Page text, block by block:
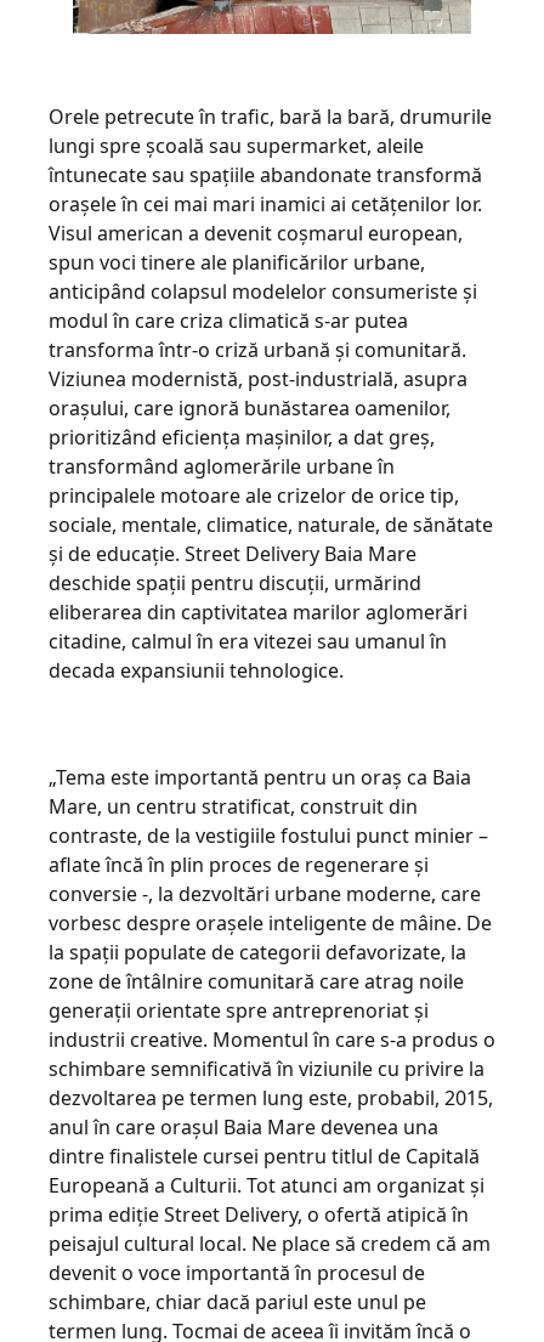
Orele petrecute în trafic, bară la bară, drumurile
lungi spre școală sau supermarket, aleile
întunecate sau spațiile abandonate transformă
orașele în cei mai mari inamici ai cetățenilor lor.
Visul american a devenit coșmarul european,
spun voci tinere ale planificărilor urbane,
anticipând colapsul modelelor consumeriste și
modul în care criza climatică s-ar putea
transforma într-o criză urbană și comunitară.
Viziunea modernistă, post-industrială, asupra
orașului, care ignoră bunăstarea oamenilor,
prioritizând eficiența mașinilor, a dat greș,
transformând aglomerările urbane în
principalele motoare ale crizelor de orice tip,
sociale, mentale, climatice, naturale, de sănătate
și de educație. Street Delivery Baia Mare
deschide spații pentru discuții, urmărind
eliberarea din captivitatea marilor aglomerări
citadine, calmul în era vitezei sau umanul în
decada expansiunii tehnologice.
„Tema este importantă pentru un oraș ca Baia
Mare, un centru stratificat, construit din
contraste, de la vestigiile fostului punct minier –
aflate încă în plin proces de regenerare și
conversie -, la dezvoltări urbane moderne, care
vorbesc despre orașele inteligente de mâine. De
la spații populate de categorii defavorizate, la
zone de întâlnire comunitară care atrag noile
generații orientate spre antreprenoriat și
industrii creative. Momentul în care s-a produs o
schimbare semnificativă în viziunile cu privire la
dezvoltarea pe termen lung este, probabil, 2015,
anul în care orașul Baia Mare devenea una
dintre finalistele cursei pentru titlul de Capitală
Europeană a Culturii. Tot atunci am organizat și
prima ediție Street Delivery, o ofertă atipică în
peisajul cultural local. Ne place să credem că am
devenit o voce importantă în procesul de
schimbare, chiar dacă pariul este unul pe
termen lung. Tocmai de aceea îi invităm încă o